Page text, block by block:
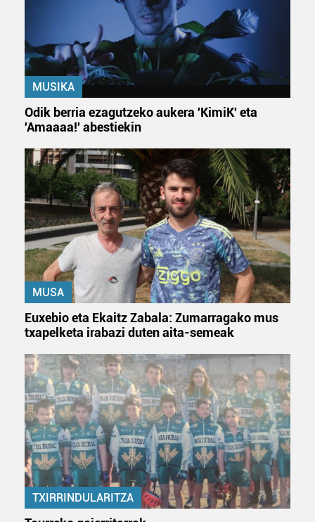
MUSIKA
Odik berria ezagutzeko aukera 'KimiK' eta
'Amaaaa!' abestiekin
MUSA
Euxebio eta Ekaitz Zabala: Zumarragako mus
txapelketa irabazi duten aita-semeak
TXIRRINDULARITZA